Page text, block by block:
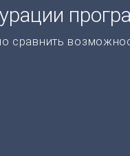
сравнить